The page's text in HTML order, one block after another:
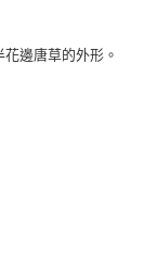
邊唐草的外形。